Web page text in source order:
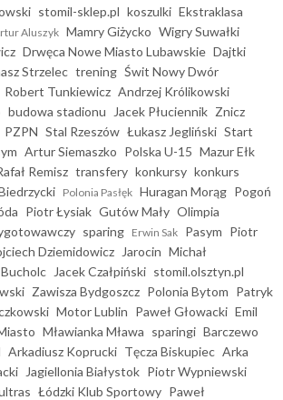
stomil-sklep.pl koszulki Ekstraklasa
Aluszyk Mamry Giżycko Wigry Suwałki
Drwęca Nowe Miasto Lubawskie Dajtki
Strzelec trening Świt Nowy Dwór
Robert Tunkiewicz Andrzej Królikowski
budowa stadionu Jacek Płuciennik Znicz
PZPN Stal Rzeszów Łukasz Jegliński Start
Artur Siemaszko Polska U-15 Mazur Ełk
Remisz transfery konkursy konkurs
Polonia Pasłęk Huragan Morąg Pogoń
Piotr Łysiak Gutów Mały Olimpia
sparing Erwin Sak Pasym Piotr
Dziemidowicz Jarocin Michał
Bucholc Jacek Czałpiński stomil.olsztyn.pl
Zawisza Bydgoszcz Polonia Bytom Patryk
Motor Lublin Paweł Głowacki Emil
Mławianka Mława sparingi Barczewo
Arkadiusz Koprucki Tęcza Biskupiec Arka
Jagiellonia Białystok Piotr Wypniewski
Łódzki Klub Sportowy Paweł